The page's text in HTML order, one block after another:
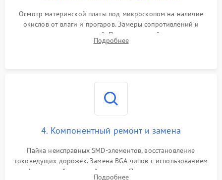
Осмотр материнской платы под микроскопом на наличие
окислов от влаги и прогаров. Замеры сопротивлений и
дежурных напряжений. Проверка цепей питания,
мультиконтроллера, процессора и видеочипа.
Подробнее
4. Компонентный ремонт и замена
Пайка неисправных SMD-элементов, восстановление
токоведущих дорожек. Замена BGA-чипов с использованием
инфракрасной паяльной станции. Прошивка микросхемы
Подробнее